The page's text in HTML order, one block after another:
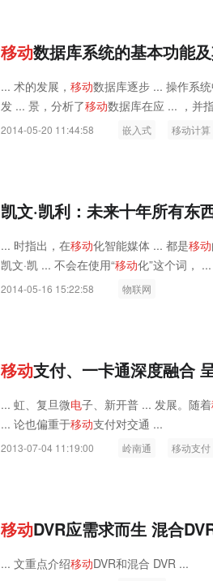
移动数据库系统的基本功能
... 术的发展， 移动数据库逐步 ... 操作系统
发 ... 景，分析了移动数据库在应 ... ，并
的发 ... 进步，随着
计算时代的 ...
2014-05-20 11:44:58 嵌入式 移动计算
凯文·凯利：未来十年所有东
... 时指出，在移动化智能媒体 ... 都是移动
凯文·凯 ... 不会在使用“移动化”这个词， ...
2014-05-16 15:22:58 物联网
移动支付、一卡通深度融合
... 虹、复旦微电子、新开普 ... 发展。随着
... 论也偏重于移动支付对交通 ...
2013-07-04 11:19:00 岭南通 移动支付
移动DVR应需求而生 混合
... 文重点介绍移动DVR和混合 DVR ...